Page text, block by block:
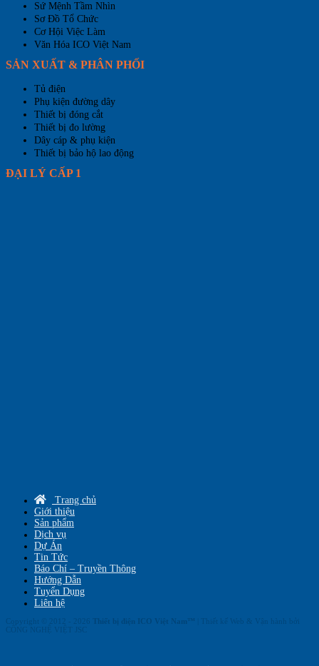
Sứ Mệnh Tầm Nhìn
Sơ Đồ Tổ Chức
Cơ Hội Việc Làm
Văn Hóa ICO Việt Nam
SẢN XUẤT & PHÂN PHỐI
Tủ điện
Phụ kiện đường dây
Thiết bị đóng cắt
Thiết bị đo lường
Dây cáp & phụ kiện
Thiết bị bảo hộ lao động
ĐẠI LÝ CẤP 1
Trang chủ
Giới thiệu
Sản phẩm
Dịch vụ
Dự Án
Tin Tức
Báo Chí – Truyền Thông
Hướng Dẫn
Tuyển Dụng
Liên hệ
Copyright © 2012 - 2026 Thiết bị điện ICO Việt Nam™ | Thiết kế Web & Vận hành bởi
CÔNG NGHỆ VIỆT JSC